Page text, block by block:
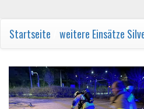
Startseite weitere Einsätze